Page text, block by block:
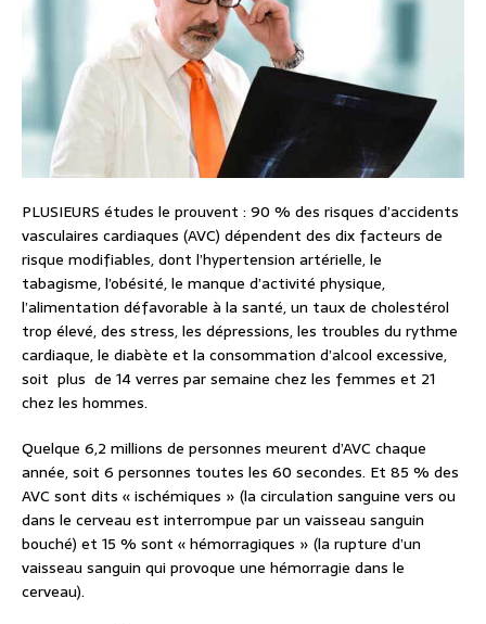
PLUSIEURS études le prouvent : 90 % des risques d’accidents
vasculaires cardiaques (AVC) dépendent des dix facteurs de
risque modifiables, dont l’hypertension artérielle, le
tabagisme, l’obésité, le manque d’activité physique,
l’alimentation défavorable à la santé, un taux de cholestérol
trop élevé, des stress, les dépressions, les troubles du rythme
cardiaque, le diabète et la consommation d’alcool excessive,
soit plus de 14 verres par semaine chez les femmes et 21
chez les hommes.
Quelque 6,2 millions de personnes meurent d’AVC chaque
année, soit 6 personnes toutes les 60 secondes. Et 85 % des
AVC sont dits « ischémiques » (la circulation sanguine vers ou
dans le cerveau est interrompue par un vaisseau sanguin
bouché) et 15 % sont « hémorragiques » (la rupture d’un
vaisseau sanguin qui provoque une hémorragie dans le
cerveau).